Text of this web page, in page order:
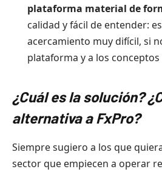
plataforma material de
calidad y fácil de entender:
acercamiento muy difícil, si
plataforma y a los
¿Cuál es la solución?
alternativa a FxPro?
Siempre sugiero a los que
sector que empiecen a operar